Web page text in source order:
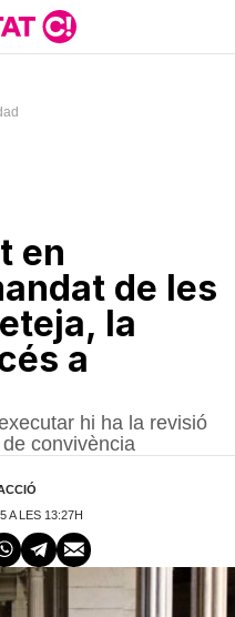
en
de les
la
a
hi ha la revisió
convivència
A LES 13:27H